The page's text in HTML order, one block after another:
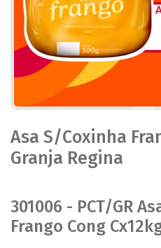
Asa S/Coxinha
Granja Regina
301006 - PCT/GR
Frango Cong